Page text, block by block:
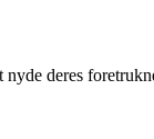
nyde deres